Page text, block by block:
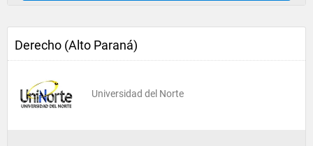
Derecho (Alto Paraná)
Universidad del Norte